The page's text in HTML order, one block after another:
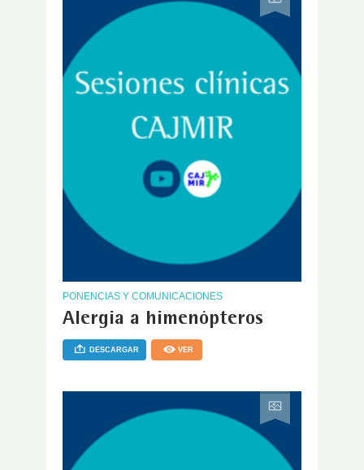
PONENCIAS Y COMUNICACIONES
Alergia a himenópteros
DESCARGAR VER